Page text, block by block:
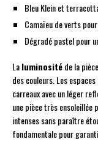
Bleu Klein et
Camaïeu de verts
Dégradé pastel pour
Laluminositéde la
des couleurs. Les
carreaux avec un léger
une pièce très ensoleillée
intenses sans paraître
fondamentale pour